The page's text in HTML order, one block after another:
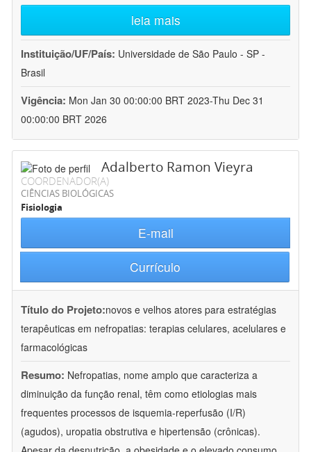
leia mais
Instituição/UF/País: Universidade de São Paulo - SP -
Brasil
Vigência: Mon Jan 30 00:00:00 BRT 2023-Thu Dec 31
00:00:00 BRT 2026
Adalberto Ramon Vieyra
COORDENADOR(A)
CIÊNCIAS BIOLÓGICAS
Fisiologia
E-mail
Currículo
Título do Projeto:novos e velhos atores para estratégias
terapêuticas em nefropatias: terapias celulares, acelulares e
farmacológicas
Resumo: Nefropatias, nome amplo que caracteriza a
diminuição da função renal, têm como etiologias mais
frequentes processos de isquemia-reperfusão (I/R)
(agudos), uropatia obstrutiva e hipertensão (crônicas).